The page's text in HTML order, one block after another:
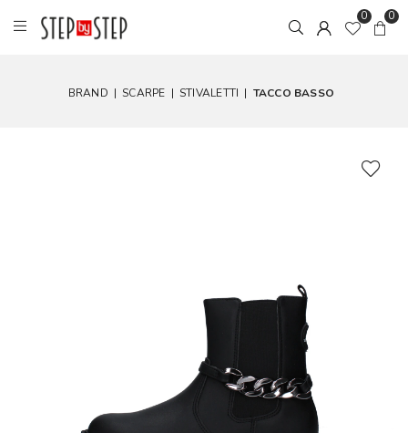
0 0
BRAND | SCARPE | STIVALETTI | TACCO BASSO